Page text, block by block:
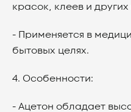
красок, клеев и
- Применяется в
бытовых целях.
4. Особенности:
- Ацетон обладает